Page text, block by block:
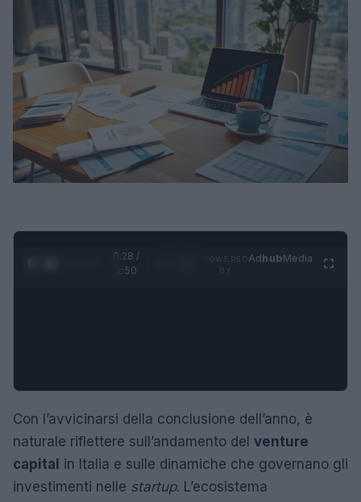
0:29 /
1:50
AdhubMedia
Con l’avvicinarsi della conclusione dell’anno, è
naturale riflettere sull’andamento del venture
capital in Italia e sulle dinamiche che governano gli
investimenti nelle startup. L’ecosistema